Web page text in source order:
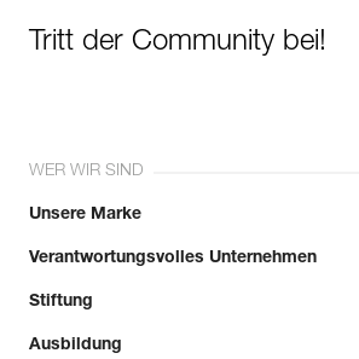
Tritt der Community bei!
WER WIR SIND
Unsere Marke
Verantwortungsvolles Unternehmen
Stiftung
Ausbildung